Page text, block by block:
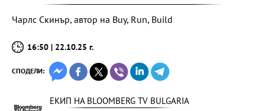
Чарлс Скинър, автор на Buy, Run, Build
16:50 | 22.10.25 г.
СПОДЕЛИ:
ЕКИП НА BLOOMBERG TV BULGARIA